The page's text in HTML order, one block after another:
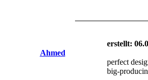
Ahmed
erstellt:
perfect
big-